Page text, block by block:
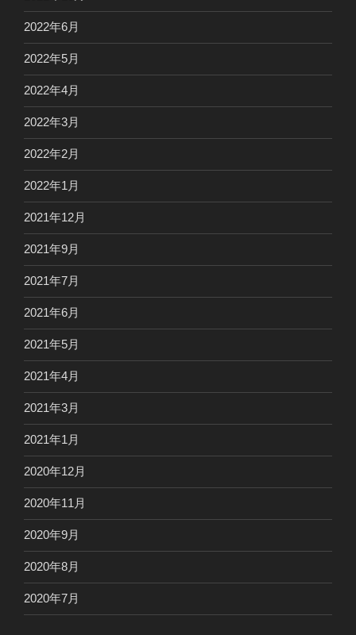
2022年6月
2022年5月
2022年4月
2022年3月
2022年2月
2022年1月
2021年12月
2021年9月
2021年7月
2021年6月
2021年5月
2021年4月
2021年3月
2021年1月
2020年12月
2020年11月
2020年9月
2020年8月
2020年7月